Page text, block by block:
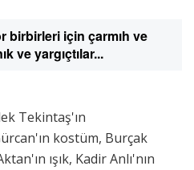
birbirleri için çarmıh ve
ve yargıçtılar...
Tekintaş'ın
kostüm, Burçak
ışık, Kadir Anlı'nın